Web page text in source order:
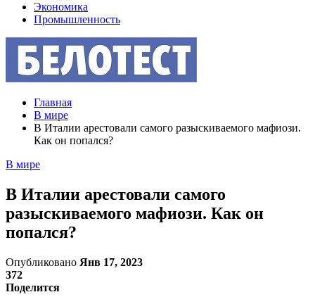
Экономика
Промышленность
Главная
В мире
В Италии арестовали самого разыскиваемого мафиози.
Как он попался?
В мире
В Италии арестовали самого
разыскиваемого мафиози. Как он
попался?
Опубликовано Янв 17, 2023
372
Поделится